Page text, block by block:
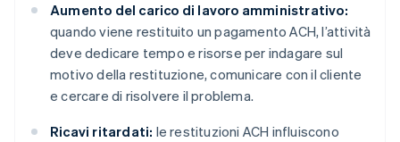
Aumento del carico di lavoro amministrativo:
quando viene restituito un pagamento ACH, l’attività
deve dedicare tempo e risorse per indagare sul
motivo della restituzione, comunicare con il cliente
e cercare di risolvere il problema.
Ricavi ritardati: le restituzioni ACH influiscono